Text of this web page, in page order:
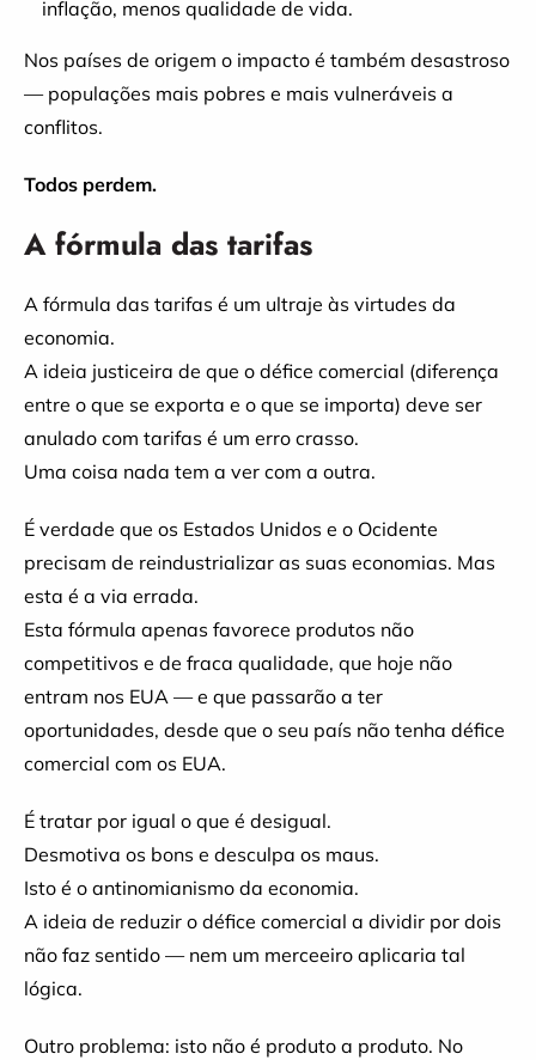
inflação, menos qualidade de vida.
Nos países de origem o impacto é também desastroso
— populações mais pobres e mais vulneráveis a
conflitos.
Todos perdem.
A fórmula das tarifas
A fórmula das tarifas é um ultraje às virtudes da
economia.
A ideia justiceira de que o défice comercial (diferença
entre o que se exporta e o que se importa) deve ser
anulado com tarifas é um erro crasso.
Uma coisa nada tem a ver com a outra.
É verdade que os Estados Unidos e o Ocidente
precisam de reindustrializar as suas economias. Mas
esta é a via errada.
Esta fórmula apenas favorece produtos não
competitivos e de fraca qualidade, que hoje não
entram nos EUA — e que passarão a ter
oportunidades, desde que o seu país não tenha défice
comercial com os EUA.
É tratar por igual o que é desigual.
Desmotiva os bons e desculpa os maus.
Isto é o antinomianismo da economia.
A ideia de reduzir o défice comercial a dividir por dois
não faz sentido — nem um merceeiro aplicaria tal
lógica.
Outro problema: isto não é produto a produto. No